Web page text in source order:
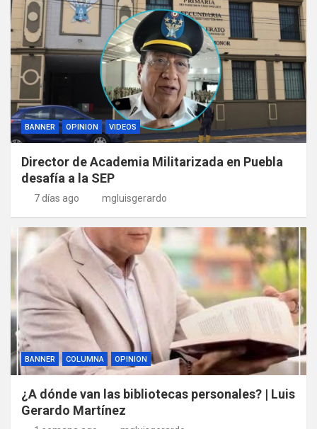
BANNER OPINION VIDEOS
Director de Academia Militarizada en Puebla
desafía a la SEP
7 días ago mgluisgerardo
BANNER COLUMNA OPINION
¿A dónde van las bibliotecas personales? | Luis
Gerardo Martínez